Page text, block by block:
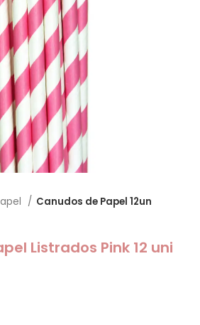
Canudos de Papel 12un
Listrados Pink 12 uni